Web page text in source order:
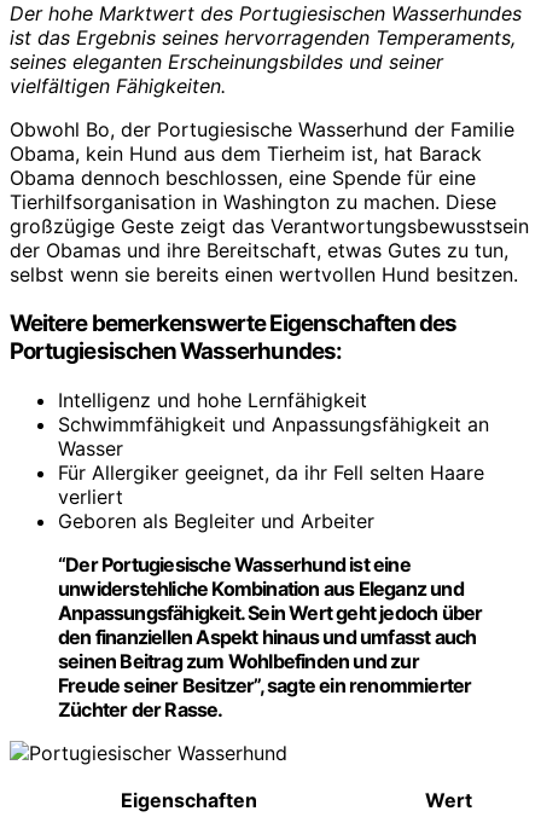
Der hohe Marktwert des Portugiesischen Wasserhundes
ist das Ergebnis seines hervorragenden Temperaments,
seines eleganten Erscheinungsbildes und seiner
vielfältigen Fähigkeiten.
Obwohl Bo, der Portugiesische Wasserhund der Familie
Obama, kein Hund aus dem Tierheim ist, hat Barack
Obama dennoch beschlossen, eine Spende für eine
Tierhilfsorganisation in Washington zu machen. Diese
großzügige Geste zeigt das Verantwortungsbewusstsein
der Obamas und ihre Bereitschaft, etwas Gutes zu tun,
selbst wenn sie bereits einen wertvollen Hund besitzen.
Weitere bemerkenswerte Eigenschaften des
Portugiesischen Wasserhundes:
Intelligenz und hohe Lernfähigkeit
Schwimmfähigkeit und Anpassungsfähigkeit an
Wasser
Für Allergiker geeignet, da ihr Fell selten Haare
verliert
Geboren als Begleiter und Arbeiter
“Der Portugiesische Wasserhund ist eine
unwiderstehliche Kombination aus Eleganz und
Anpassungsfähigkeit. Sein Wert geht jedoch über
den finanziellen Aspekt hinaus und umfasst auch
seinen Beitrag zum Wohlbefinden und zur
Freude seiner Besitzer”, sagte ein renommierter
Züchter der Rasse.
Eigenschaften
Wert